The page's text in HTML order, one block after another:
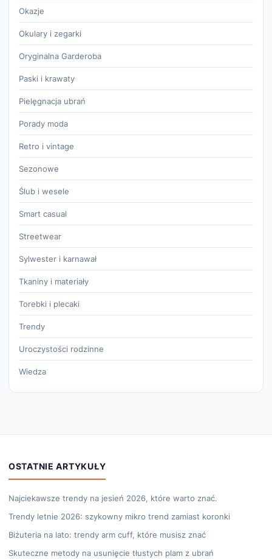
Okazje
Okulary i zegarki
Oryginalna Garderoba
Paski i krawaty
Pielęgnacja ubrań
Porady moda
Retro i vintage
Sezonowe
Ślub i wesele
Smart casual
Streetwear
Sylwester i karnawał
Tkaniny i materiały
Torebki i plecaki
Trendy
Uroczystości rodzinne
Wiedza
OSTATNIE ARTYKUŁY
Najciekawsze trendy na jesień 2026, które warto znać.
Trendy letnie 2026: szykowny mikro trend zamiast koronki
Biżuteria na lato: trendy arm cuff, które musisz znać
Skuteczne metody na usunięcie tłustych plam z ubrań